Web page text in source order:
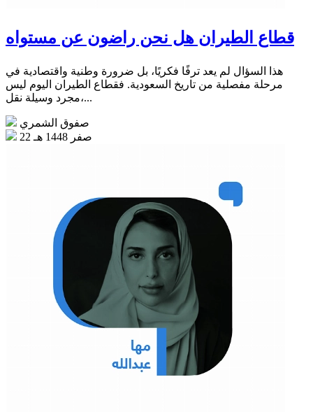
قطاع الطيران هل نحن راضون عن مستواه
هذا السؤال لم يعد ترفًا فكريًا، بل ضرورة وطنية واقتصادية في
مرحلة مفصلية من تاريخ السعودية. فقطاع الطيران اليوم ليس
مجرد وسيلة نقل،...
صفوق الشمري
22 صفر 1448 هـ